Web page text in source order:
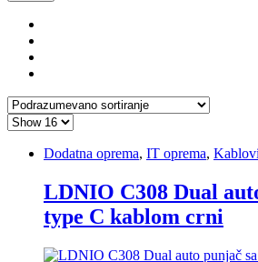
Dodatna oprema, IT oprema, Kablovi
LDNIO C308 Dual
type C kablom crni